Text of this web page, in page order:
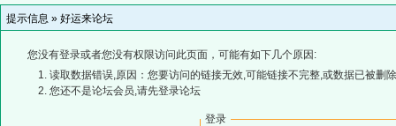
提示信息 » 好运来论坛
您没有登录或者您没有权限访问此页面，可能有如下几个原因:
读取数据错误,原因：您要访问的链接无效,可能链接不完整,或数据已被删
您还不是论坛会员,请先登录论坛
登录